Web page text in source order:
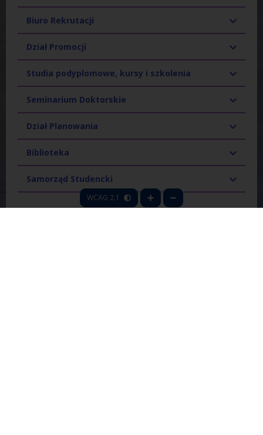
Biuro Rekrutacji
Dział Promocji
Studia podyplomowe, kursy i szkolenia
Seminarium Doktorskie
Dział Planowania
Biblioteka
Samorząd Studencki
WCAG 2.1